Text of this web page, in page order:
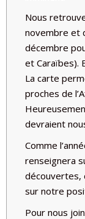
Nous
novembre et
décembre
et Caraïbes).
La carte
proches de
devraient
Comme
renseignera
découvertes,
sur notre
Pour nous